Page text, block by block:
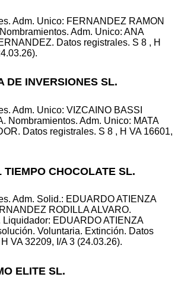
Adm. Unico: FERNANDEZ RAMON
Adm. Unico: ANA
Datos registrales. S 8 , H
DE INVERSIONES SL.
Adm. Unico: VIZCAINO BASSI
Nombramientos. Adm. Unico: MATA
Datos registrales. S 8 , H VA 16601,
TIEMPO CHOCOLATE SL.
Adm. Solid.: EDUARDO ATIENZA
RODILLA ALVARO.
Liquidador: EDUARDO ATIENZA
Voluntaria. Extinción. Datos
VA 32209, I/A 3 (24.03.26).
ELITE SL.